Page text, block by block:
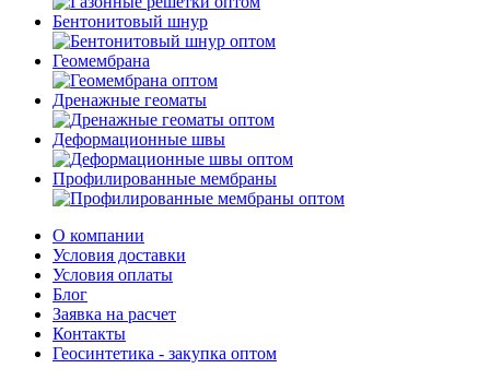
Бентонитовый шнур
Геомембрана
Дренажные геоматы
Деформационные швы
Профилированные мембраны
О компании
Условия доставки
Условия оплаты
Блог
Заявка на расчет
Контакты
Геосинтетика - закупка оптом